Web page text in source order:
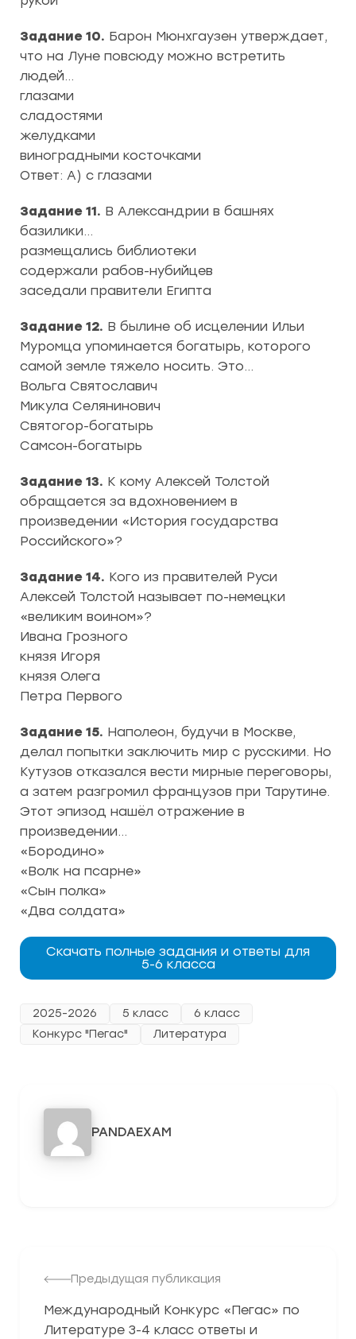
Задание 10. Барон Мюнхгаузен утверждает,
что на Луне повсюду можно встретить
людей…
глазами
сладостями
желудками
виноградными косточками
Ответ: А) с глазами
Задание 11. В Александрии в башнях
базилики…
размещались библиотеки
содержали рабов-нубийцев
заседали правители Египта
Задание 12. В былине об исцелении Ильи
Муромца упоминается богатырь, которого
самой земле тяжело носить. Это…
Вольга Святославич
Микула Селянинович
Святогор-богатырь
Самсон-богатырь
Задание 13. К кому Алексей Толстой
обращается за вдохновением в
произведении «История государства
Российского»?
Задание 14. Кого из правителей Руси
Алексей Толстой называет по-немецки
«великим воином»?
Ивана Грозного
князя Игоря
князя Олега
Петра Первого
Задание 15. Наполеон, будучи в Москве,
делал попытки заключить мир с русскими. Но
Кутузов отказался вести мирные переговоры,
а затем разгромил французов при Тарутине.
Этот эпизод нашёл отражение в
произведении…
«Бородино»
«Волк на псарне»
«Сын полка»
«Два солдата»
Скачать полные задания и ответы для
5-6 класса
2025-2026 5 класс
6 класс
Конкурс "Пегас"
Литература
PANDAEXAM
Предыдущая публикация
Международный Конкурс «Пегас» по
Литературе 3-4 класс ответы и